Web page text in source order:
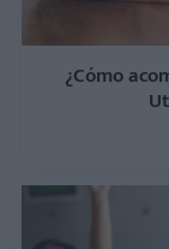
¿Cómo